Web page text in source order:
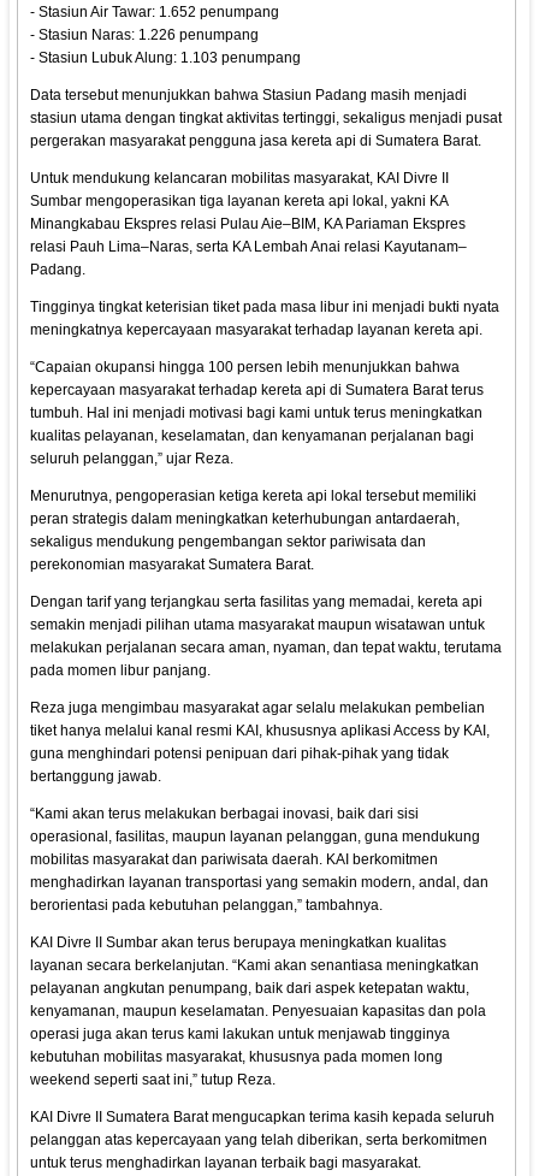
- Stasiun Air Tawar: 1.652 penumpang
- ⁠Stasiun Naras: 1.226 penumpang
- ⁠Stasiun Lubuk Alung: 1.103 penumpang
Data tersebut menunjukkan bahwa Stasiun Padang masih menjadi
stasiun utama dengan tingkat aktivitas tertinggi, sekaligus menjadi pusat
pergerakan masyarakat pengguna jasa kereta api di Sumatera Barat.
Untuk mendukung kelancaran mobilitas masyarakat, KAI Divre II
Sumbar mengoperasikan tiga layanan kereta api lokal, yakni KA
Minangkabau Ekspres relasi Pulau Aie–BIM, KA Pariaman Ekspres
relasi Pauh Lima–Naras, serta KA Lembah Anai relasi Kayutanam–
Padang.
Tingginya tingkat keterisian tiket pada masa libur ini menjadi bukti nyata
meningkatnya kepercayaan masyarakat terhadap layanan kereta api.
“Capaian okupansi hingga 100 persen lebih menunjukkan bahwa
kepercayaan masyarakat terhadap kereta api di Sumatera Barat terus
tumbuh. Hal ini menjadi motivasi bagi kami untuk terus meningkatkan
kualitas pelayanan, keselamatan, dan kenyamanan perjalanan bagi
seluruh pelanggan,” ujar Reza.
Menurutnya, pengoperasian ketiga kereta api lokal tersebut memiliki
peran strategis dalam meningkatkan keterhubungan antardaerah,
sekaligus mendukung pengembangan sektor pariwisata dan
perekonomian masyarakat Sumatera Barat.
Dengan tarif yang terjangkau serta fasilitas yang memadai, kereta api
semakin menjadi pilihan utama masyarakat maupun wisatawan untuk
melakukan perjalanan secara aman, nyaman, dan tepat waktu, terutama
pada momen libur panjang.
Reza juga mengimbau masyarakat agar selalu melakukan pembelian
tiket hanya melalui kanal resmi KAI, khususnya aplikasi Access by KAI,
guna menghindari potensi penipuan dari pihak-pihak yang tidak
bertanggung jawab.
“Kami akan terus melakukan berbagai inovasi, baik dari sisi
operasional, fasilitas, maupun layanan pelanggan, guna mendukung
mobilitas masyarakat dan pariwisata daerah. KAI berkomitmen
menghadirkan layanan transportasi yang semakin modern, andal, dan
berorientasi pada kebutuhan pelanggan,” tambahnya.
KAI Divre II Sumbar akan terus berupaya meningkatkan kualitas
layanan secara berkelanjutan. “Kami akan senantiasa meningkatkan
pelayanan angkutan penumpang, baik dari aspek ketepatan waktu,
kenyamanan, maupun keselamatan. Penyesuaian kapasitas dan pola
operasi juga akan terus kami lakukan untuk menjawab tingginya
kebutuhan mobilitas masyarakat, khususnya pada momen long
weekend seperti saat ini,” tutup Reza.
KAI Divre II Sumatera Barat mengucapkan terima kasih kepada seluruh
pelanggan atas kepercayaan yang telah diberikan, serta berkomitmen
untuk terus menghadirkan layanan terbaik bagi masyarakat.